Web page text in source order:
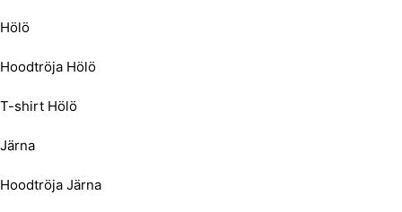
Hölö
Hoodtröja Hölö
T-shirt Hölö
Järna
Hoodtröja Järna